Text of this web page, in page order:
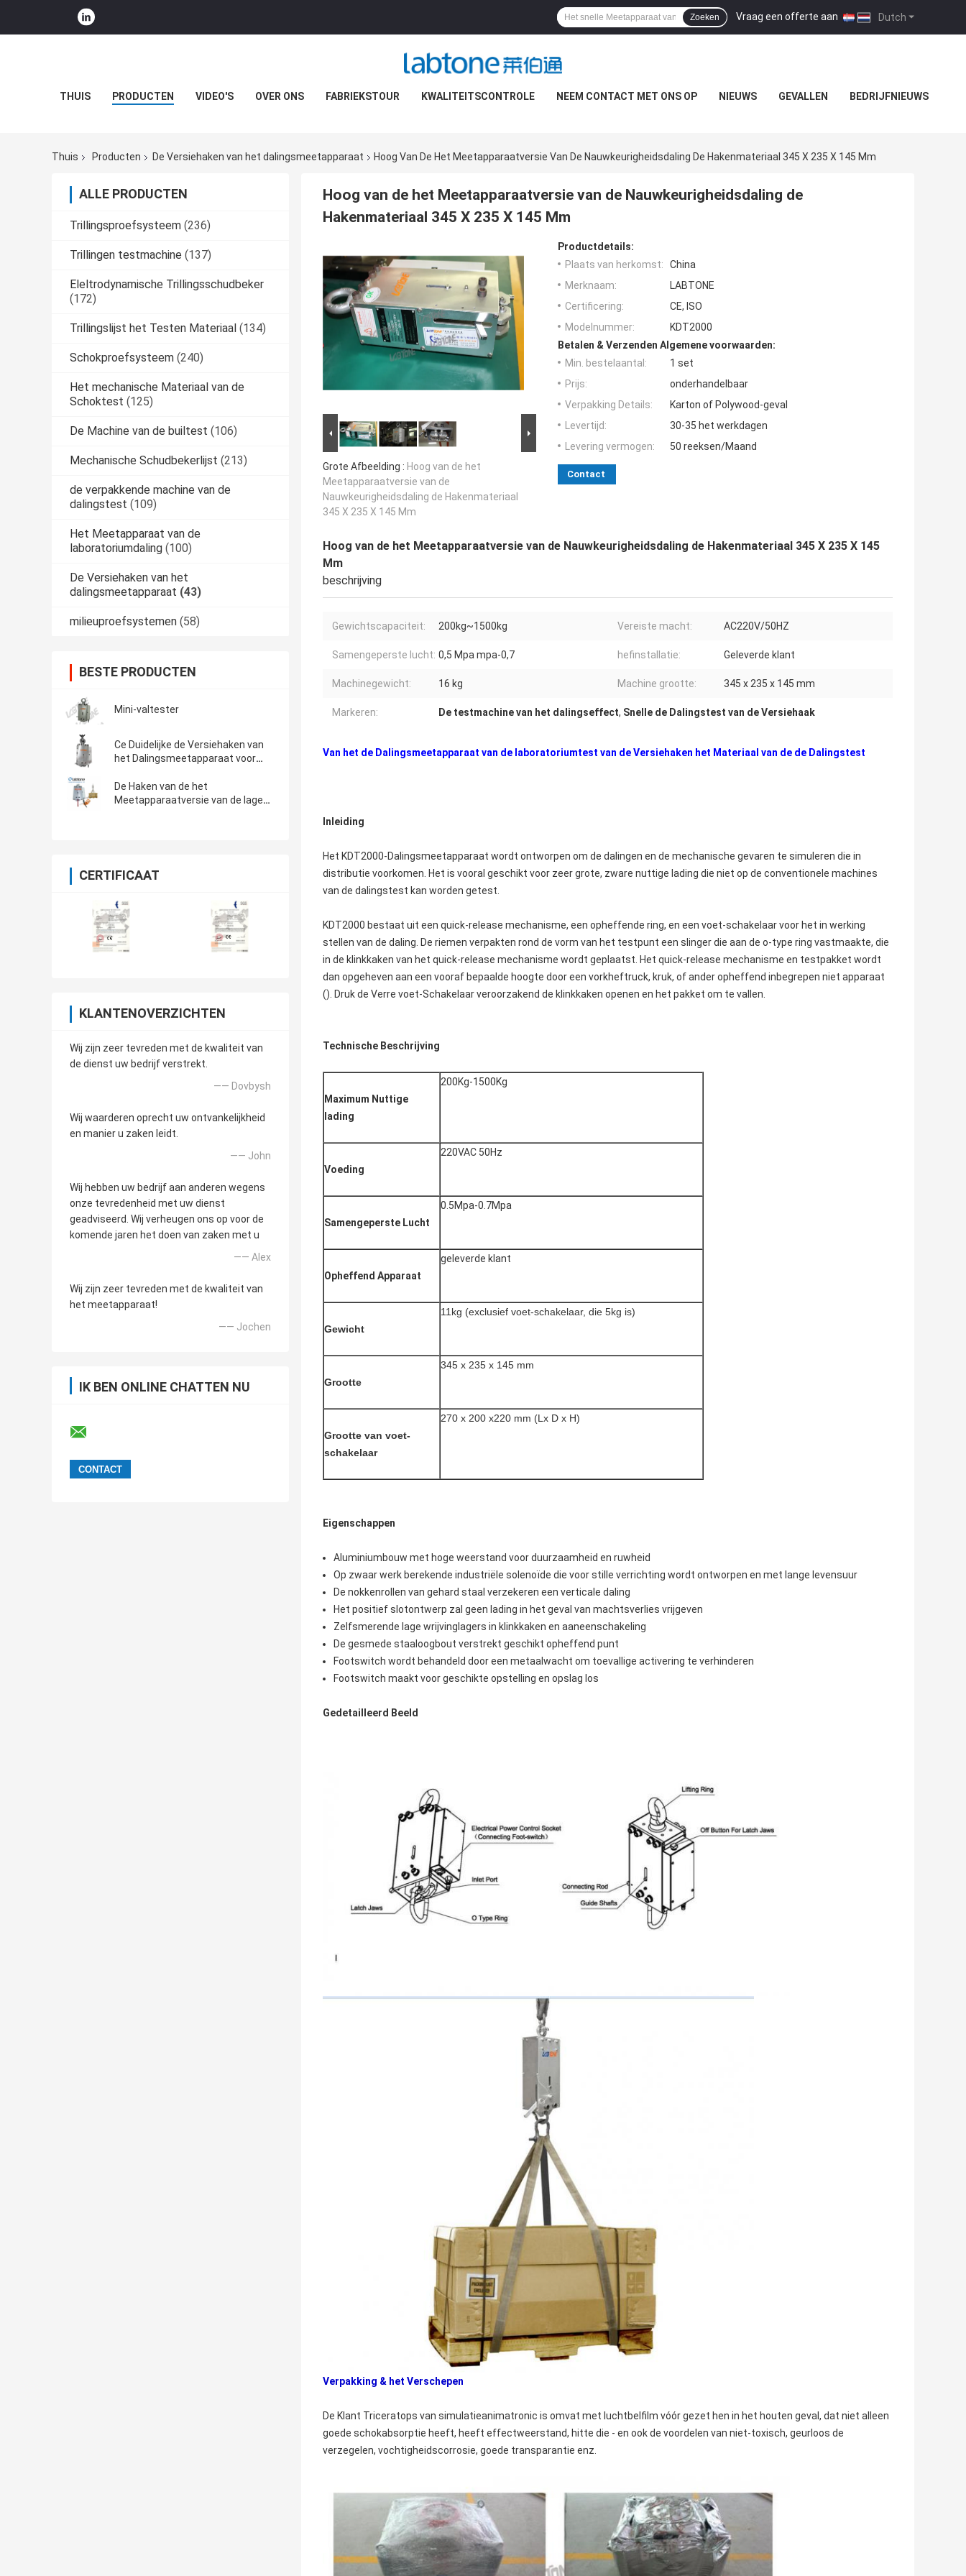
Dutch
Vraag een offerte aan |
Zoeken
THUIS PRODUCTEN VIDEO'S OVER ONS FABRIEKSTOUR KWALITEITSCONTROLE NEEM CONTACT MET ONS OP NIEUWS GEVALLEN BEDRIJFNIEUWS
Thuis Producten De Versiehaken van het dalingsmeetapparaat Hoog Van De Het Meetapparaatversie Van De Nauwkeurigheidsdaling De Hakenmateriaal 345 X 235 X 145 Mm
ALLE PRODUCTEN
Trillingsproefsysteem (236)
Trillingen testmachine (137)
Eleltrodynamische Trillingsschudbeker
(172)
Trillingslijst het Testen Materiaal (134)
Schokproefsysteem (240)
Het mechanische Materiaal van de
Schoktest (125)
De Machine van de builtest (106)
Mechanische Schudbekerlijst (213)
de verpakkende machine van de
dalingstest (109)
Het Meetapparaat van de
laboratoriumdaling (100)
De Versiehaken van het
dalingsmeetapparaat (43)
milieuproefsystemen (58)
BESTE PRODUCTEN
Mini-valtester
Ce Duidelijke de Versiehaken van
het Dalingsmeetapparaat voor
Versiehaak
De Haken van de het
Meetapparaatversie van de lage
CERTIFICAAT
KLANTENOVERZICHTEN
Wij zijn zeer tevreden met de kwaliteit van
de dienst uw bedrijf verstrekt.
—— Dovbysh
Wij waarderen oprecht uw ontvankelijkheid
en manier u zaken leidt.
—— John
Wij hebben uw bedrijf aan anderen wegens
onze tevredenheid met uw dienst
geadviseerd. Wij verheugen ons op voor de
komende jaren het doen van zaken met u
—— Alex
Wij zijn zeer tevreden met de kwaliteit van
het meetapparaat!
—— Jochen
IK BEN ONLINE CHATTEN NU
Hoog van de het Meetapparaatversie van de Nauwkeurigheidsdaling de
Hakenmateriaal 345 X 235 X 145 Mm
Grote Afbeelding : Hoog van de het
Meetapparaatversie van de
Nauwkeurigheidsdaling de Hakenmateriaal
345 X 235 X 145 Mm
Productdetails:
Plaats van herkomst:
China
Merknaam:
LABTONE
Certificering:
CE, ISO
Modelnummer:
KDT2000
Betalen & Verzenden Algemene voorwaarden:
Min. bestelaantal:
1 set
Prijs:
onderhandelbaar
Verpakking Details:
Karton of Polywood-geval
Levertijd:
30-35 het werkdagen
Levering vermogen:
50 reeksen/Maand
Contact
Hoog van de het Meetapparaatversie van de Nauwkeurigheidsdaling de Hakenmateriaal 345 X 235 X 145
Mm
beschrijving
Gewichtscapaciteit: 200kg~1500kg Vereiste macht: AC220V/50HZ
Samengeperste lucht: 0,5 Mpa mpa-0,7 hefinstallatie: Geleverde klant
Machinegewicht: 16 kg Machine grootte: 345 x 235 x 145 mm
Markeren: De testmachine van het dalingseffect, Snelle de Dalingstest van de Versiehaak
Van het de Dalingsmeetapparaat van de laboratoriumtest van de Versiehaken het Materiaal van de de Dalingstest
Inleiding
Het KDT2000-Dalingsmeetapparaat wordt ontworpen om de dalingen en de mechanische gevaren te simuleren die in
distributie voorkomen. Het is vooral geschikt voor zeer grote, zware nuttige lading die niet op de conventionele machines
van de dalingstest kan worden getest.
KDT2000 bestaat uit een quick-release mechanisme, een opheffende ring, en een voet-schakelaar voor het in werking
stellen van de daling. De riemen verpakten rond de vorm van het testpunt een slinger die aan de o-type ring vastmaakte, die
in de klinkkaken van het quick-release mechanisme wordt geplaatst. Het quick-release mechanisme en testpakket wordt
dan opgeheven aan een vooraf bepaalde hoogte door een vorkheftruck, kruk, of ander opheffend inbegrepen niet apparaat
(). Druk de Verre voet-Schakelaar veroorzakend de klinkkaken openen en het pakket om te vallen.
Technische Beschrijving
Maximum Nuttige
lading
200Kg-1500Kg
Voeding
220VAC 50Hz
Samengeperste Lucht
0.5Mpa-0.7Mpa
Opheffend Apparaat
geleverde klant
Gewicht
11kg (exclusief voet-schakelaar, die 5kg is)
Grootte
345 x 235 x 145 mm
Grootte van voet-
schakelaar
270 x 200 x220 mm (Lx D x H)
Eigenschappen
Aluminiumbouw met hoge weerstand voor duurzaamheid en ruwheid
Op zwaar werk berekende industriële solenoïde die voor stille verrichting wordt ontworpen en met lange levensuur
De nokkenrollen van gehard staal verzekeren een verticale daling
Het positief slotontwerp zal geen lading in het geval van machtsverlies vrijgeven
Zelfsmerende lage wrijvinglagers in klinkkaken en aaneenschakeling
De gesmede staaloogbout verstrekt geschikt opheffend punt
Footswitch wordt behandeld door een metaalwacht om toevallige activering te verhinderen
Footswitch maakt voor geschikte opstelling en opslag los
Gedetailleerd Beeld
Verpakking & het Verschepen
De Klant Triceratops van simulatieanimatronic is omvat met luchtbelfilm vóór gezet hen in het houten geval, dat niet alleen
goede schokabsorptie heeft, heeft effectweerstand, hitte die - en ook de voordelen van niet-toxisch, geurloos de
verzegelen, vochtigheidscorrosie, goede transparantie enz.